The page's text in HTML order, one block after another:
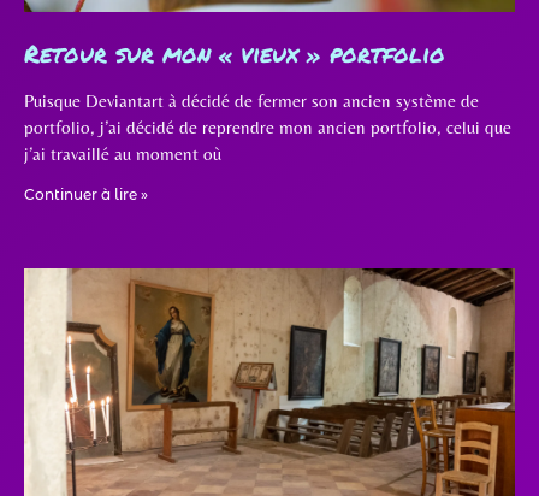
Retour sur mon « vieux » portfolio
Puisque Deviantart à décidé de fermer son ancien système de
portfolio, j’ai décidé de reprendre mon ancien portfolio, celui que
j’ai travaillé au moment où
Continuer à lire »